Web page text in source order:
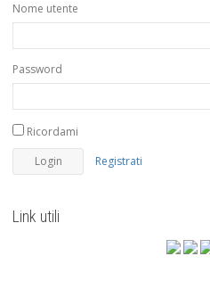
Nome utente
Password
Ricordami
Registrati
Link utili